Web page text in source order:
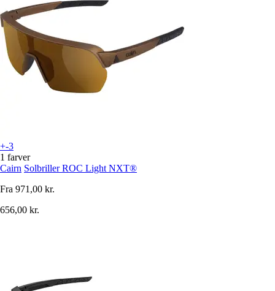
+-3
1 farver
Cairn Solbriller ROC Light NXT®
Fra 971,00 kr.
656,00 kr.